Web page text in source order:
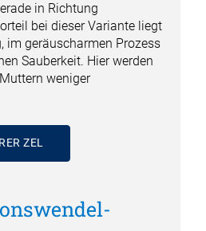
in Richtung
bei dieser Variante liegt
im geräuscharmen Prozess
Sauberkeit. Hier werden
weniger
ZEL